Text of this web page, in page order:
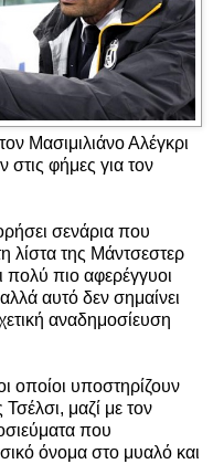
Μασιμιλιάνο Αλέγκρι
στις φήμες για τον
σενάρια που
λίστα της Μάντσεστερ
πολύ πιο αφερέγγυοι
αυτό δεν σημαίνει
αναδημοσίευση
οποίοι υποστηρίζουν
Τσέλσι, μαζί με τον
που
όνομα στο μυαλό και